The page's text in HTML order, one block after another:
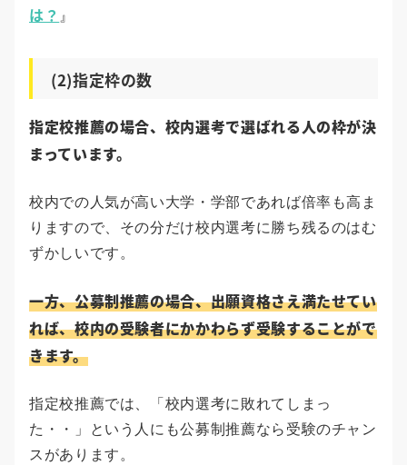
は？ 』
(2)指定枠の数
指定校推薦の場合、校内選考で選ばれる人の枠が決
まっています。
校内での人気が高い大学・学部であれば倍率も高ま
りますので、その分だけ校内選考に勝ち残るのはむ
ずかしいです。
一方、公募制推薦の場合、出願資格さえ満たせてい
れば、校内の受験者にかかわらず受験することがで
きます。
指定校推薦では、「校内選考に敗れてしまっ
た・・」という人にも公募制推薦なら受験のチャン
スがあります。